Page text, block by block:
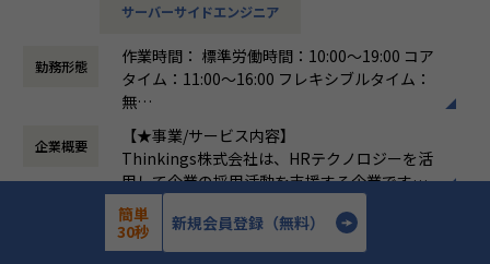
現在は、自社アセットを活用した新たなソリューションの探
索・検証（PoC）を進めている最中です。
この構想を技術面から具現化し、将来的には新たなサービス
としてスケールさせていくコアメンバーとして、シニアエン
ジニアを募集します。
■配属・チーム構成・フォロー体制
｜配属部門・チーム
Tech&Design Center > Product Management Dept. > PoC
▼新規領域の設計および実装
全般フロントエンド、バックエンド、データモデリングな
ど、まずはご自身の得意な技術領域からスタートし、
徐々に幅を広げながらスピード感を持ってプロトタイプを形
にしていきます。
▼生成AIを活用した機能の立案・実装
生成AIをプロダクトに組み込み、顧客課題を解決する新しい
価値を生み出すための開発
サーバーサイドエンジニア
勤務形態
作業時間： 標準労働時間：10:00～19:00 コア
タイム：11:00～16:00 フレキシブルタイム：
無
働き方：
フレックス制（コアタイムあり）
時間外労働の有無： 有（月平均15時間）
休憩時間： 60分
企業概要
【★事業/サービス内容】
Thinkings株式会社は、HRテクノロジーを活
用して企業の採用活動を支援する企業です。
主力製品である「sonar ATS」は、SaaS型の
採用管理システムで、企業が効率的かつ効果
的に採用プロセスを管理できるようサポート
7年
簡単
30秒
新規会員登録（無料）